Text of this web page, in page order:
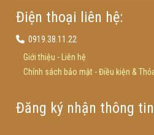
Điện thoại liên hệ:
0919.38.11.22
Giới thiệu -
Liên hệ
Chính sách bảo mật-Điều kiện &
Đăng ký nhận thông tin